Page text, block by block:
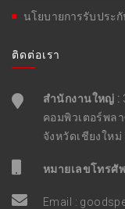
นโยบายการรับประ
ติดต่อเรา
สำนักงานใหญ่ :
คอมพิวเตอร์พล
จังหวัดเชียงใหม่
หมายเลขโทรศั
Email :